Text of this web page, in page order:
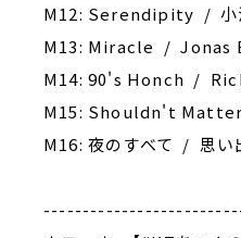
M12: Serendipity / 小
M13: Miracle / Jonas
M14: 90's Honch /
M15: Shouldn't
M16: 夜のすべて / 思い